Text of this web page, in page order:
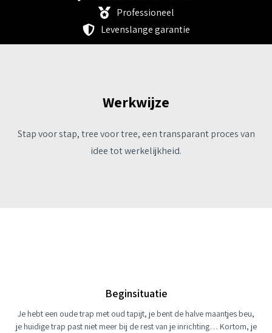
Professioneel
Levenslange garantie
Werkwijze
Stap voor stap, tree voor tree, een transparant proces van
idee tot werkelijkheid.
Beginsituatie
Je hebt een oude trap met oud tapijt, je bent de halve maantjes beu,
je huidige trap past niet meer bij de rest van je inrichting… Kortom, je